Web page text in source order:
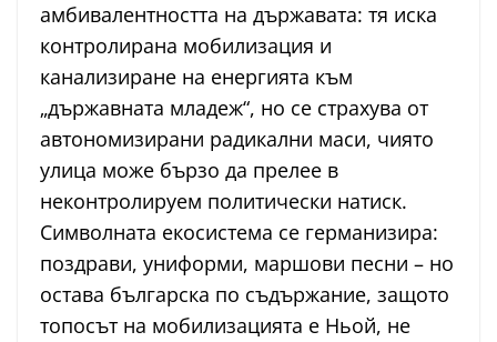
амбивалентността на държавата: тя иска
контролирана мобилизация и
канализиране на енергията към
„държавната младеж“, но се страхува от
автономизирани радикални маси, чиято
улица може бързо да прелее в
неконтролируем политически натиск.
Символната екосистема се германизира:
поздрави, униформи, маршови песни – но
остава българска по съдържание, защото
топосът на мобилизацията е Ньой, не